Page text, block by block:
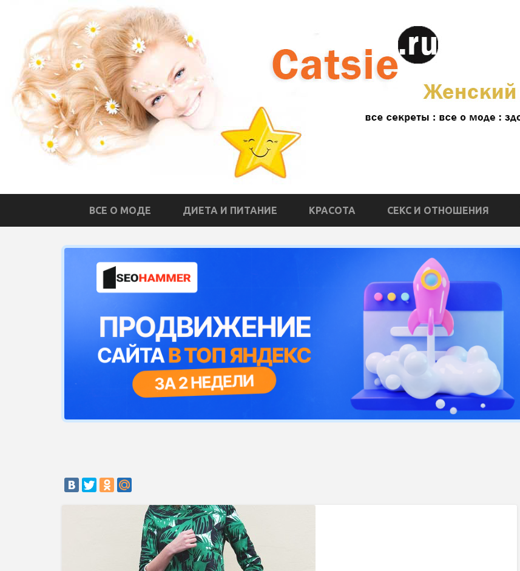
ВСЕ О МОДЕ ДИЕТА И ПИТАНИЕ КРАСОТА СЕКС И ОТНОШЕНИЯ